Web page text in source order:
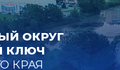
ОКРУГ
КЛЮЧ
КРАЯ